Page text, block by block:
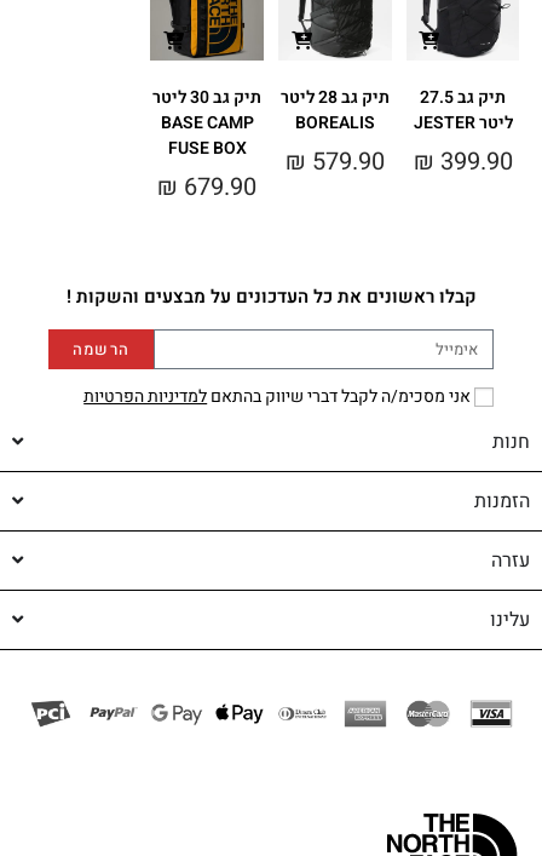
תיק גב 27.5
ליטר JESTER
₪ 399.90
תיק גב 28 ליטר
BOREALIS
₪ 579.90
תיק גב 30 ליטר
BASE CAMP
FUSE BOX
₪ 679.90
קבלו ראשונים את כל העדכונים על מבצעים והשקות !
אני מסכימ/ה לקבל דברי שיווק בהתאםלמדיניות הפרטיות
הרשמה
חנות
הזמנות
עזרה
עלינו